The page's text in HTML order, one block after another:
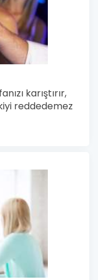
karıştırır,
reddedemez